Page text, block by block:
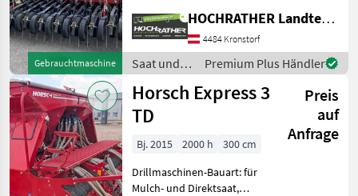
Gebrauchtmaschine
Zweischeibenschare,
Extrastriegel,
Fahrgassenschaltung,
Fahrwerk, Spuranreisser
Universelles
Einsatzspektrum
HOCHRATHER Landtechnik GmbH
4484 Kronstorf
Saat und
Pflege /
Horsch
Premium Plus Händler
Horsch Express 3
TD
Preis
auf
Anfrage
Bj. 2015 2000 h
300 cm
Drillmaschinen-Bauart: für
Mulch- und Direktsaat,